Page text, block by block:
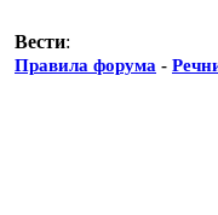
Вести:
Правила форума -